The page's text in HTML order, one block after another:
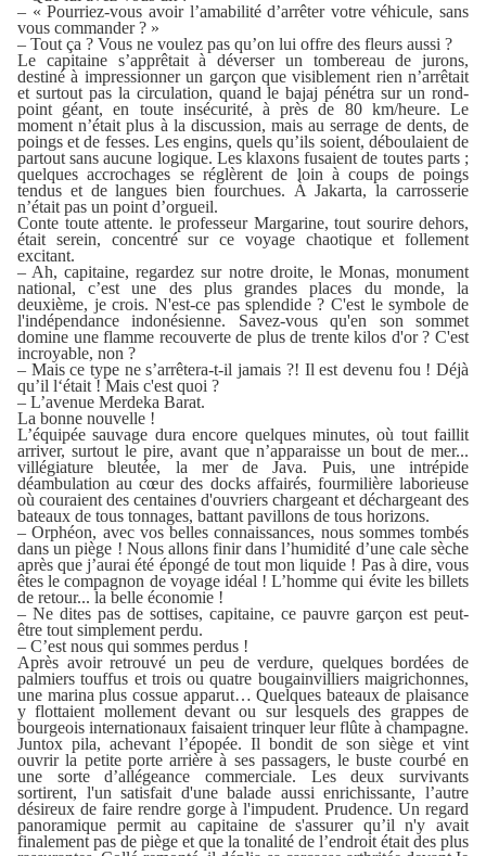
– « Pourriez-vous avoir l’amabilité d’arrêter votre véhicule, sans
vous commander ? »
– Tout ça ? Vous ne voulez pas qu’on lui offre des fleurs aussi ?
Le capitaine s’apprêtait à déverser un tombereau de jurons,
destiné à impressionner un garçon que visiblement rien n’arrêtait
et surtout pas la circulation, quand le bajaj pénétra sur un rond-
point géant, en toute insécurité, à près de 80 km/heure. Le
moment n’était plus à la discussion, mais au serrage de dents, de
poings et de fesses. Les engins, quels qu’ils soient, déboulaient de
partout sans aucune logique. Les klaxons fusaient de toutes parts ;
quelques accrochages se réglèrent de loin à coups de poings
tendus et de langues bien fourchues. À Jakarta, la carrosserie
n’était pas un point d’orgueil.
Conte toute attente. le professeur Margarine, tout sourire dehors,
était serein, concentré sur ce voyage chaotique et follement
excitant.
– Ah, capitaine, regardez sur notre droite, le Monas, monument
national, c’est une des plus grandes places du monde, la
deuxième, je crois. N'est-ce pas splendide ? C'est le symbole de
l'indépendance indonésienne. Savez-vous qu'en son sommet
domine une flamme recouverte de plus de trente kilos d'or ? C'est
incroyable, non ?
– Mais ce type ne s’arrêtera-t-il jamais ?! Il est devenu fou ! Déjà
qu’il l‘était ! Mais c'est quoi ?
– L’avenue Merdeka Barat.
La bonne nouvelle !
L’équipée sauvage dura encore quelques minutes, où tout faillit
arriver, surtout le pire, avant que n’apparaisse un bout de mer...
villégiature bleutée, la mer de Java. Puis, une intrépide
déambulation au cœur des docks affairés, fourmilière laborieuse
où couraient des centaines d'ouvriers chargeant et déchargeant des
bateaux de tous tonnages, battant pavillons de tous horizons.
– Orphéon, avec vos belles connaissances, nous sommes tombés
dans un piège ! Nous allons finir dans l’humidité d’une cale sèche
après que j’aurai été épongé de tout mon liquide ! Pas à dire, vous
êtes le compagnon de voyage idéal ! L’homme qui évite les billets
de retour... la belle économie !
– Ne dites pas de sottises, capitaine, ce pauvre garçon est peut-
être tout simplement perdu.
– C’est nous qui sommes perdus !
Après avoir retrouvé un peu de verdure, quelques bordées de
palmiers touffus et trois ou quatre bougainvilliers maigrichonnes,
une marina plus cossue apparut… Quelques bateaux de plaisance
y flottaient mollement devant ou sur lesquels des grappes de
bourgeois internationaux faisaient trinquer leur flûte à champagne.
Juntox pila, achevant l’épopée. Il bondit de son siège et vint
ouvrir la petite porte arrière à ses passagers, le buste courbé en
une sorte d’allégeance commerciale. Les deux survivants
sortirent, l'un satisfait d'une balade aussi enrichissante, l’autre
désireux de faire rendre gorge à l'impudent. Prudence. Un regard
panoramique permit au capitaine de s'assurer qu’il n'y avait
finalement pas de piège et que la tonalité de l’endroit était des plus